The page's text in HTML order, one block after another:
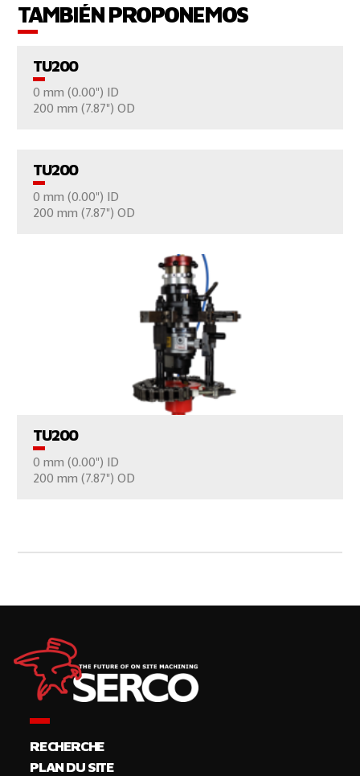
TAMBIÉN PROPONEMOS
TU200
0 mm (0.00") ID
200 mm (7.87") OD
TU200
0 mm (0.00") ID
200 mm (7.87") OD
TU200
0 mm (0.00") ID
200 mm (7.87") OD
VER EL PRODUCTO
RECHERCHE
PLAN DU SITE